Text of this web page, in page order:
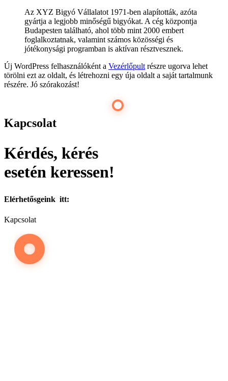
Az XYZ Bigyó Vállalatot 1971-ben alapították, azóta
gyártja a legjobb minőségű bigyókat. A cég központja
Budapesten található, ahol több mint 2000 embert
foglalkoztatnak, valamint számos közösségi és
jótékonysági programban is aktívan résztvesznek.
Új WordPress felhasználóként a Vezérlőpultrészre ugorva lehet
törölni ezt az oldalt, és létrehozni egy úja oldalt a saját tartalmunk
részére. Jó szórakozást!
Kapcsolat
Kérdés, kérés
esetén keressen!
Elérhetősgeink itt:
Kapcsolat